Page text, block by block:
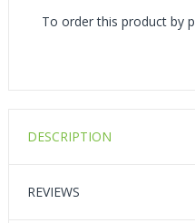
To order this product by
DESCRIPTION
REVIEWS